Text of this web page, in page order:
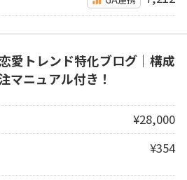
愛トレンド特化ブログ｜構成
マニュアル付き！
¥28,000
¥354